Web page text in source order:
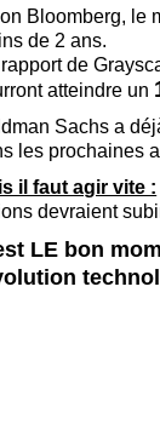
Bloomberg, le
de 2 ans.
de
atteindre un
Sachs a
les prochaines
il faut agir vite :
devraient
LE bon